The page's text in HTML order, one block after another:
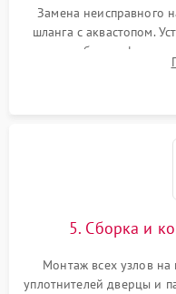
Замена неисправного
шланга с аквастопом.
патрубках и
управления,
5. Сборка и
Монтаж всех узлов на
уплотнителей дверцы и